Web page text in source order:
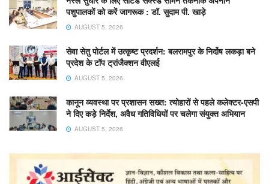
पशुपालकों को करें जागरूक : डॉ. सुदाम पी. खाड़े
AUGUST 5, 2026
सेवा सेतु पोर्टल में उत्कृष्ट प्रदर्शन: बलरामपुर के निर्दोष लकड़ा बने
प्रदेश के टॉप ट्रांजैक्शन वीएलई
AUGUST 5, 2026
कानून व्यवस्था पर प्रशासन सख्त: त्योहारों से पहले कलेक्टर-एसपी
ने दिए कड़े निर्देश, अवैध गतिविधियों पर चलेगा संयुक्त अभियान
AUGUST 5, 2026